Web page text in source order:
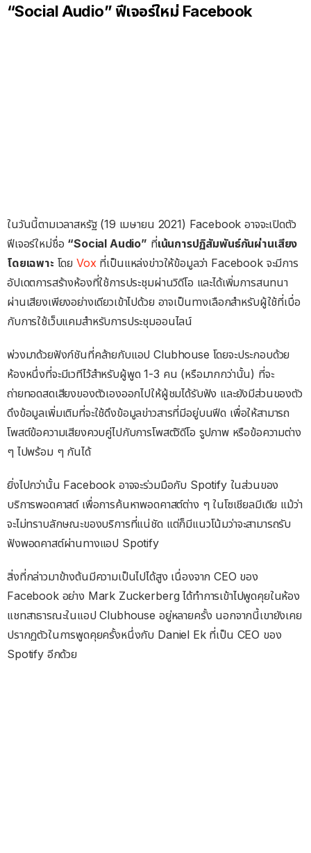
“Social Audio” ฟีเจอร์ใหม่ Facebook
ในวันนี้ตามเวลาสหรัฐ (19 เมษายน 2021) Facebook อาจจะเปิดตัว
ฟีเจอร์ใหม่ชื่อ “Social Audio” ที่เน้นการปฏิสัมพันธ์กันผ่านเสียง
โดยเฉพาะ โดย Voxที่เป็นแหล่งข่าวให้ข้อมูลว่า Facebook จะมีการ
อัปเดตการสร้างห้องที่ใช้การประชุมผ่านวิดีโอ และได้เพิ่มการสนทนา
ผ่านเสียงเพียงอย่างเดียวเข้าไปด้วย อาจเป็นทางเลือกสำหรับผู้ใช้ที่เบื่อ
กับการใช้เว็บแคมสำหรับการประชุมออนไลน์
พ่วงมาด้วยฟังก์ชันที่คล้ายกับแอป Clubhouse โดยจะประกอบด้วย
ห้องหนึ่งที่จะมีเวทีไว้สำหรับผู้พูด 1-3 คน (หรือมากกว่านั้น) ที่จะ
ถ่ายทอดสดเสียงของตัวเองออกไปให้ผู้ชมได้รับฟัง และยังมีส่วนของตัว
ดึงข้อมูลเพิ่มเติมที่จะใช้ดึงข้อมูลข่าวสารที่มีอยู่บนฟีด เพื่อให้สามารถ
โพสต์ข้อความเสียงควบคู่ไปกับการโพสต์วิดีโอ รูปภาพ หรือข้อความต่าง
ๆ ไปพร้อม ๆ กันได้
ยิ่งไปกว่านั้น Facebook อาจจะร่วมมือกับ Spotify ในส่วนของ
บริการพอดคาสต์ เพื่อการค้นหาพอดคาสต์ต่าง ๆ ในโซเชียลมีเดีย แม้ว่า
จะไม่ทราบลักษณะของบริการที่แน่ชัด แต่ก็มีแนวโน้มว่าจะสามารถรับ
ฟังพอดคาสต์ผ่านทางแอป Spotify
สิ่งที่กล่าวมาข้างต้นมีความเป็นไปได้สูง เนื่องจาก CEO ของ
Facebook อย่าง Mark Zuckerberg ได้ทำการเข้าไปพูดคุยในห้อง
แชทสาธารณะในแอป Clubhouse อยู่หลายครั้ง นอกจากนี้เขายังเคย
ปรากฏตัวในการพูดคุยครั้งหนึ่งกับ Daniel Ek ที่เป็น CEO ของ
Spotify อีกด้วย